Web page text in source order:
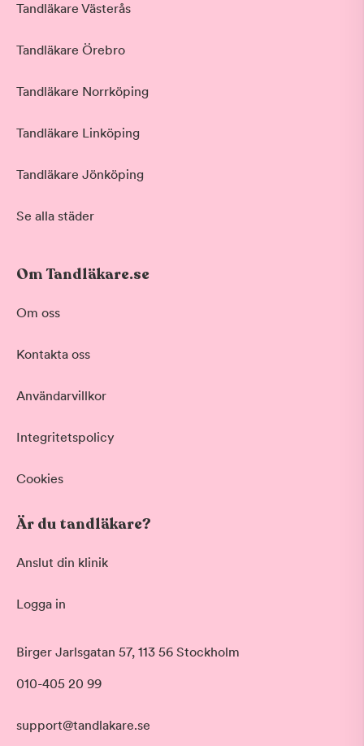
Tandläkare Västerås
Tandläkare Örebro
Tandläkare Norrköping
Tandläkare Linköping
Tandläkare Jönköping
Se alla städer
Om Tandläkare.se
Om oss
Kontakta oss
Användarvillkor
Integritetspolicy
Cookies
Är du tandläkare?
Anslut din klinik
Logga in
Birger Jarlsgatan 57, 113 56 Stockholm
010-405 20 99
support@tandlakare.se